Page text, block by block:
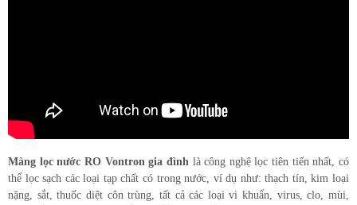
Màng lọc nước RO Vontron gia đìnhlà công nghệ lọc tiên tiến nhất, có
thể lọc sạch các loại tạp chất có trong nước, ví dụ như: thạch tín, kim loại
nặng, sắt, thuốc diệt côn trùng, tất cả các loại vi khuẩn, virus, clo, mùi,